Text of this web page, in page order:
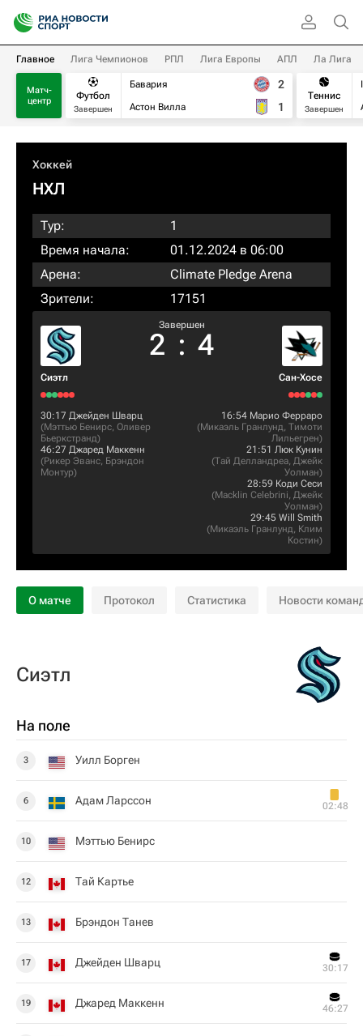
Главное Лига Чемпионов РПЛ Лига Европы АПЛ Ла Лига
Матч-
центр
Футбол
Завершен
Бавария
Астон Вилла
2
1
Теннис
Завершен
Хоккей
НХЛ
Тур:
1
Время начала:
01.12.2024 в 06:00
Арена:
Climate Pledge Arena
Зрители:
17151
Сиэтл
Завершен
2 : 4
Сан-Хосе
30:17 Джейден Шварц
(Мэттью Бенирс, Оливер
Бьеркстранд)
46:27 Джаред Маккенн
(Рикер Эванс, Брэндон
Монтур)
16:54 Марио Ферраро
(Микаэль Гранлунд, Тимоти
Лильегрен)
21:51 Люк Кунин
(Тай Делландреа, Джейк
Уолман)
28:59 Коди Сеси
(Macklin Celebrini, Джейк
Уолман)
29:45 Will Smith
(Микаэль Гранлунд, Клим
Костин)
О матче Протокол Статистика Новости
Сиэтл
На поле
3 Уилл Борген
6 Адам Ларссон 02:48
10 Мэттью Бенирс
12 Тай Картье
13 Брэндон Танев
17 Джейден Шварц 30:17
19 Джаред Маккенн 46:27